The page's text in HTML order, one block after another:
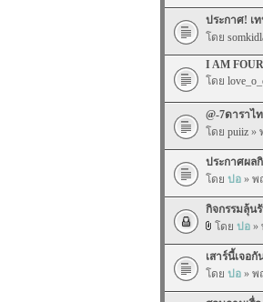
ประกาศ! เ
โดย
I AM
โดย
@-7ดาราไ
โดย puiiz »
ประกาศผล
โดย ปอ » พ
กิจกรรมลุ้น
โดย ปอ »
เสาร์นี้เจอ
โดย ปอ » พ